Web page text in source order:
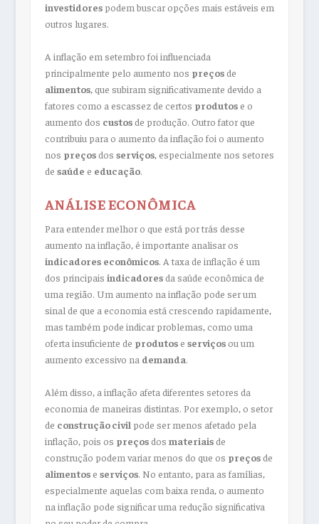
investidorespodem buscar opções mais estáveis em
outros lugares.
A inflação em setembro foi influenciada
principalmente pelo aumento nos preçosde
alimentos, que subiram significativamente devido a
fatores como a escassez de certos produtose o
aumento dos custosde produção. Outro fator que
contribuiu para o aumento da inflação foi o aumento
nos preçosdos serviços, especialmente nos setores
de saúde e educação.
ANÁLISE ECONÔMICA
Para entender melhor o que está por trás desse
aumento na inflação, é importante analisar os
indicadores econômicos. A taxa de inflação é um
dos principais indicadoresda saúde econômica de
uma região. Um aumento na inflação pode ser um
sinal de que a economia está crescendo rapidamente,
mas também pode indicar problemas, como uma
oferta insuficiente de produtose serviçosou um
aumento excessivo na demanda.
Além disso, a inflação afeta diferentes setores da
economia de maneiras distintas. Por exemplo, o setor
de construção civil pode ser menos afetado pela
inflação, pois os preçosdos materiaisde
construção podem variar menos do que os preçosde
alimentose serviços. No entanto, para as famílias,
especialmente aquelas com baixa renda, o aumento
na inflação pode significar uma redução significativa